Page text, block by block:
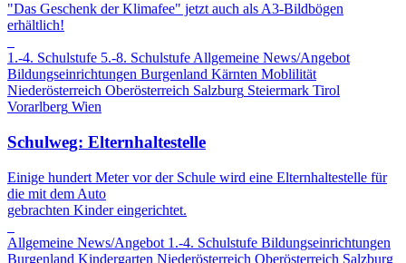
"Das Geschenk der Klimafee" jetzt auch als A3-Bildbögen
erhältlich!
1.-4. Schulstufe 5.-8. Schulstufe Allgemeine News/Angebot
Bildungseinrichtungen Burgenland Kärnten Moblilität
Niederösterreich Oberösterreich Salzburg Steiermark Tirol
Vorarlberg Wien
Schulweg: Elternhaltestelle
Einige hundert Meter vor der Schule wird eine Elternhaltestelle für
die mit dem Auto
gebrachten Kinder eingerichtet.
Allgemeine News/Angebot 1.-4. Schulstufe Bildungseinrichtungen
Burgenland Kindergarten Niederösterreich Oberösterreich Salzburg